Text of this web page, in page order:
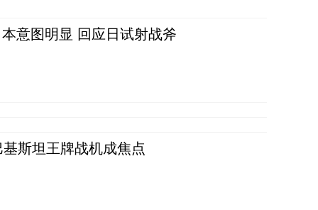
意图明显 回应日试射战斧
斯坦王牌战机成焦点